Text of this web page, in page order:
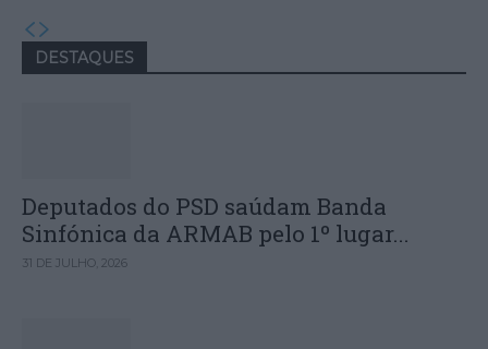
DESTAQUES
Deputados do PSD saúdam Banda
Sinfónica da ARMAB pelo 1º lugar...
31 DE JULHO, 2026